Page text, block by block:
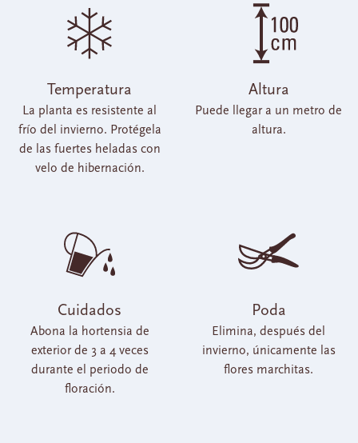
Temperatura
La planta es resistente al
frío del invierno. Protégela
de las fuertes heladas con
velo de hibernación.
Altura
Puede llegar a un metro de
altura.
Cuidados
Abona la hortensia de
exterior de 3 a 4 veces
durante el periodo de
floración.
Poda
Elimina, después del
invierno, únicamente las
flores marchitas.